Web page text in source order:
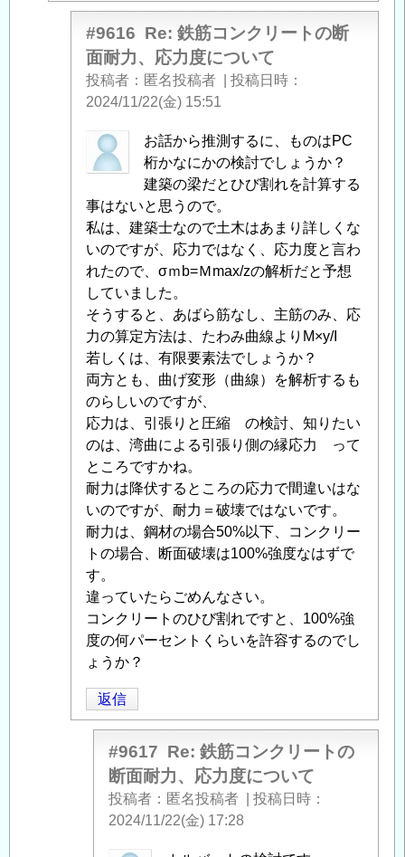
鉄
力、
」
#9616 Re: 鉄筋コンクリートの断
面耐力、応力度について
投稿者 匿名投稿者
投稿日時
2024/11/22(金) 15:51
匿
名
稿
者
に
よ
る
「 Re:
鉄
筋
コ
ン
ク
リ
ー
ト
の
断
面
耐
力、
応
力
度
つ
い
」
お話から推測するに、ものはPC
桁かなにかの検討でしょうか？
建築の梁だとひび割れを計算する
事はないと思うので。
私は、建築士なので土木はあまり詳しくな
いのですが、応力ではなく、応力度と言わ
れたので、σｍb=Ｍmax/zの解析だと予想
していました。
そうすると、あばら筋なし、主筋のみ、応
力の算定方法は、たわみ曲線よりM×y/I
若しくは、有限要素法でしょうか？
両方とも、曲げ変形（曲線）を解析するも
のらしいのですが、
応力は、引張りと圧縮 の検討、知りたい
のは、湾曲による引張り側の縁応力 って
ところですかね。
耐力は降伏するところの応力で間違いはな
いのですが、耐力＝破壊ではないです。
耐力は、鋼材の場合50%以下、コンクリー
トの場合、断面破壊は100%強度なはずで
す。
違っていたらごめんなさい。
コンクリートのひび割れですと、100%強
度の何パーセントくらいを許容するのでし
ょうか？
返信
#9617 Re: 鉄筋コンクリートの
断面耐力、応力度について
投稿者 匿名投稿者
投稿日時
2024/11/22(金) 17:28